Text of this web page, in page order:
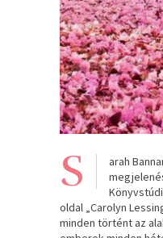
S
arah
oldal „Carolyn
minden történt az